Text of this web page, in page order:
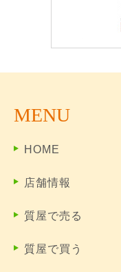
MENU
HOME
店舗情報
質屋で売る
質屋で買う